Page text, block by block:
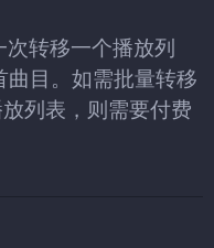
转移一个播放列
曲目。如需批量转移
列表，则需要付费